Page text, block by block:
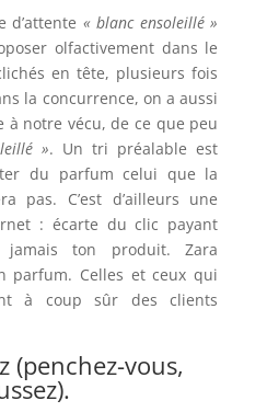
d’attente « blanc ensoleillé »
olfactivement dans le
en tête, plusieurs fois
la concurrence, on a aussi
notre vécu, de ce que peu
». Un tri préalable est
du parfum celui que la
pas. C’est d’ailleurs une
: écarte du clic payant
jamais ton produit. Zara
parfum. Celles et ceux qui
à coup sûr des clients
(penchez-vous,